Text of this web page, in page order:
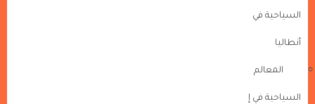
السياحية في
أنطاليا
المعالم
السياحية في إ